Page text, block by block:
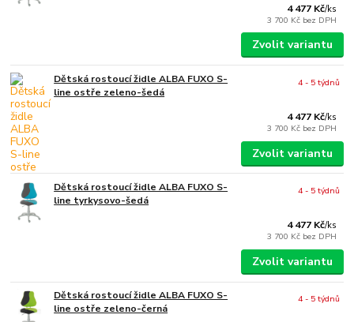
4 477 Kč/ks
3 700 Kč bez DPH
Zvolit variantu
Dětská rostoucí židle ALBA FUXO S-
line ostře zeleno-šedá
4 477 Kč/ks
3 700 Kč bez DPH
4 - 5 týdnů
Zvolit variantu
Dětská rostoucí židle ALBA FUXO S-
line tyrkysovo-šedá
4 477 Kč/ks
3 700 Kč bez DPH
4 - 5 týdnů
Zvolit variantu
Dětská rostoucí židle ALBA FUXO S-
line ostře zeleno-černá
4 - 5 týdnů